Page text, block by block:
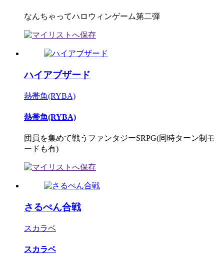
なんちゃってハロウィンゲーム第二弾
ハイアブザード
熱帯魚(RYBA)
熱帯魚(RYBA)
団員を集めて戦うファンタジーSRPG(同時ターン制モ
ードも有)
さるぺん合戦
スカラベ
スカラベ